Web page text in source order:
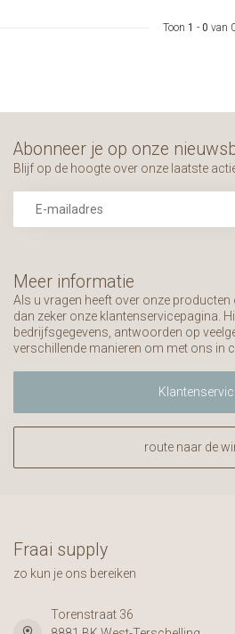
Toon 1 - 0 van
Meer informatie
Als u vragen heeft over onze
dan zeker onze klantenservicepagina.
bedrijfsgegevens, antwoorden op
verschillende manieren om met ons in
route naar de
Abonneer je op onze
Blijf op de hoogte over onze laatste
Fraai supply
zo kun je ons bereiken
Torenstraat 36